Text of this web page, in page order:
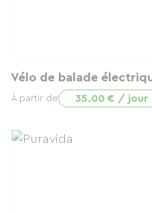
Vélo de balade
À partir de 35.00 € / jour